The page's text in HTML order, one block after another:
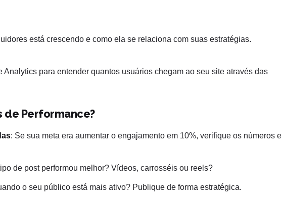
está crescendo e como ela se relaciona com suas estratégias.
Analytics para entender quantos usuários chegam ao seu site através das
de Performance?
: Se sua meta era aumentar o engajamento em 10%, verifique os números e
de post performou melhor? Vídeos, carrosséis ou reels?
o seu público está mais ativo? Publique de forma estratégica.